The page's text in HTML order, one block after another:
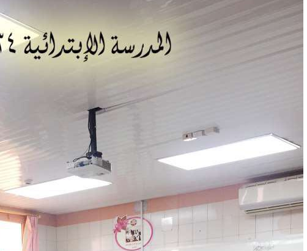
عسير والثاني في مسار الثقافة والتراث
إلى المملكة لأداء فريضة الحج
البحرية وضمان حماية إمدادات الطاقة وسلاسل الإمداد